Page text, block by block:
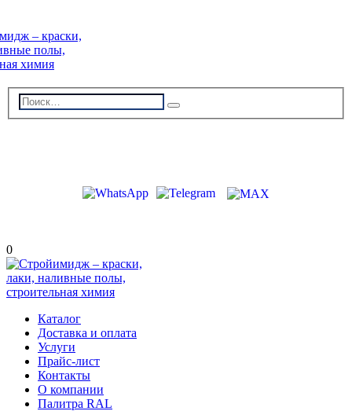
0
Каталог
Доставка и оплата
Услуги
Прайс-лист
Контакты
О компании
Палитра RAL